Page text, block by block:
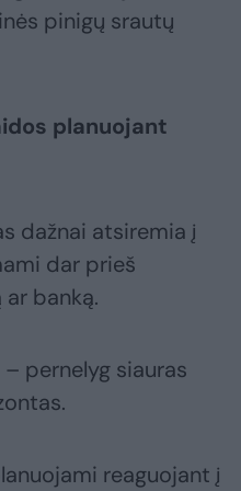
pinigų srautų
planuojant
dažnai atsiremia į
dar prieš
banką.
pernelyg siauras
reaguojant į